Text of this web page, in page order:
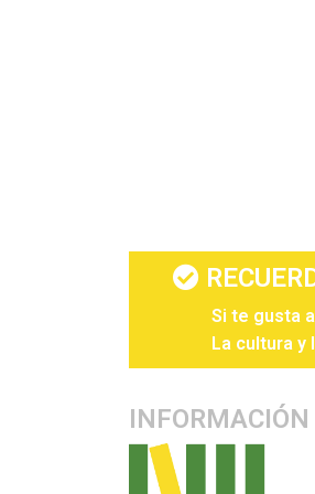
Si te gusta
La cultura y